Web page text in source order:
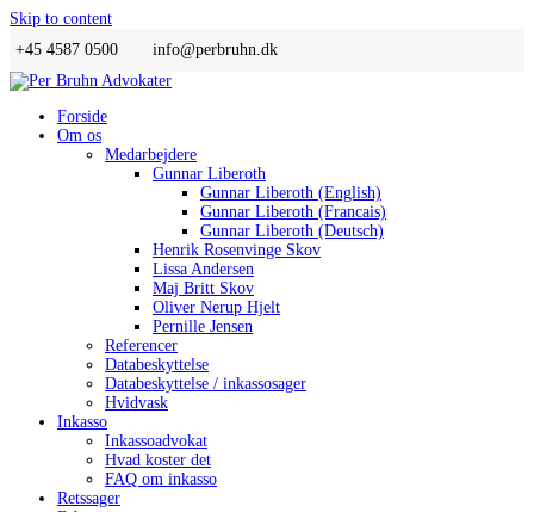
Skip to content
+45 4587 0500
info@perbruhn.dk
Forside
Om os
Medarbejdere
Gunnar Liberoth
Gunnar Liberoth (English)
Gunnar Liberoth (Francais)
Gunnar Liberoth (Deutsch)
Henrik Rosenvinge Skov
Lissa Andersen
Maj Britt Skov
Oliver Nerup Hjelt
Pernille Jensen
Referencer
Databeskyttelse
Databeskyttelse / inkassosager
Hvidvask
Inkasso
Inkassoadvokat
Hvad koster det
FAQ om inkasso
Retssager